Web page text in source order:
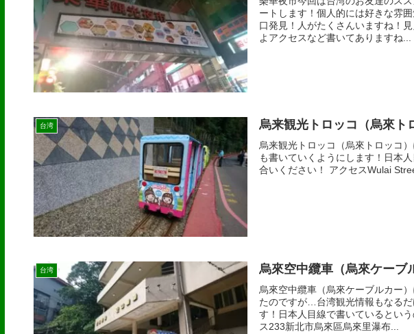
ートします！個人的には好きな雰
口発見！人がたくさんいますね！
よアクセスなど書いてありますね...
台湾 烏来観光トロッコ（烏來ト
烏来観光トロッコ（烏來トロッコ
も書いていくようにします！日本
合いください！ アクセスWulai
台湾 烏來空中纜車（烏來ケーブ
烏來空中纜車（烏來ケーブルカー
たのですが…台湾観光情報もなる
す！日本人目線で書いているとい
ス233新北市烏來區烏來里瀑布...